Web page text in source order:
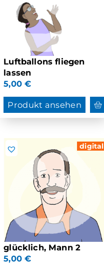
Luftballons fliegen
lassen
5,00€
Produkt ansehen
digital
glücklich, Mann 2
5,00€